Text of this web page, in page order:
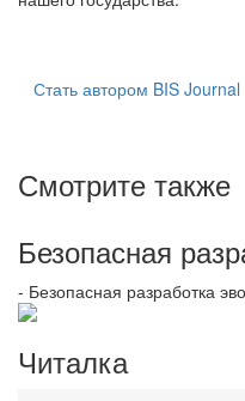
Стать автором BIS Journal
Смотрите также
Безопасная
- Безопасная разработка
Читалка